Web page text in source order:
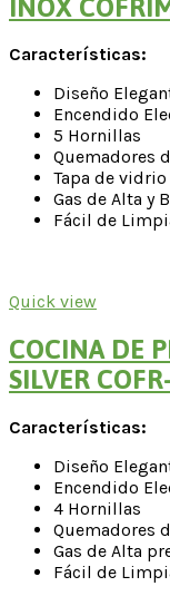
INOX
Características:
Diseño
Encendido
5 Hornillas
Quemadores
Tapa de
Gas de Alta y
Fácil de
Quick view
COCINA DE
SILVER
Características:
Diseño
Encendido
4 Hornillas
Quemadores
Gas de Alta
Fácil de